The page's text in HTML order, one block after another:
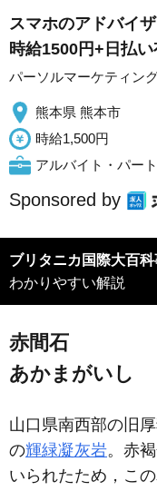
スマホのアドバイ
時給1500円+日払い
パーソルマーケティン
熊本県 熊本市
時給1,500円
アルバイト・パート
Sponsored by
ブリタニカ国際大百
わかりやすい解説
赤間石
あかまがいし
山口県南西部の旧
の輝緑凝灰岩。赤
いられたため，こ